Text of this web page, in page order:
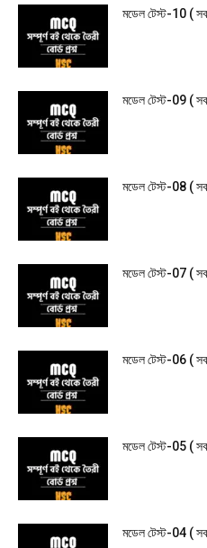
মডেল টেস্ট-10 (
মডেল টেস্ট-09 (
মডেল টেস্ট-08 (
মডেল টেস্ট-07 (
মডেল টেস্ট-06 (
মডেল টেস্ট-05 (
মডেল টেস্ট-04 (